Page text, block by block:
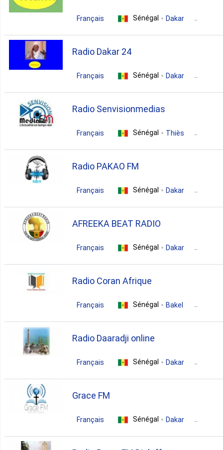
Français Sénégal Dakar
Radio Dakar 24
Français Sénégal Dakar
Radio Senvisionmedias
Français Sénégal Thiès
Radio PAKAO FM
Français Sénégal Dakar
AFREEKA BEAT RADIO
Français Sénégal Dakar
Radio Coran Afrique
Français Sénégal Bakel
Radio Daaradji online
Français Sénégal Dakar
Grace FM
Français Sénégal Dakar